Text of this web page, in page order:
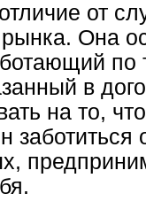
от
Она
по
в
на то,